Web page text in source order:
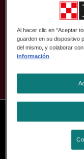
Al hacer clic en “Aceptar
guarden en su dispositivo
del mismo, y colaborar
información